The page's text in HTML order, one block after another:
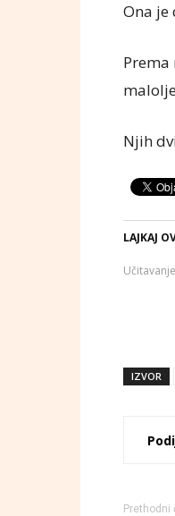
Ona je
Prema
Njih
LAJKAJ
IZVOR
Prethodni